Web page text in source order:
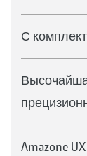
С
Amazone